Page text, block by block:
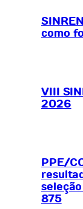
como
VIII
2026
PPE/
875